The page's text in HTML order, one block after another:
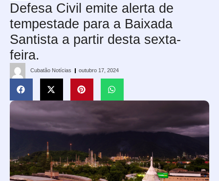
Defesa Civil emite alerta de
tempestade para a Baixada
Santista a partir desta sexta-
feira.
Cubatão Notícias outubro 17, 2024